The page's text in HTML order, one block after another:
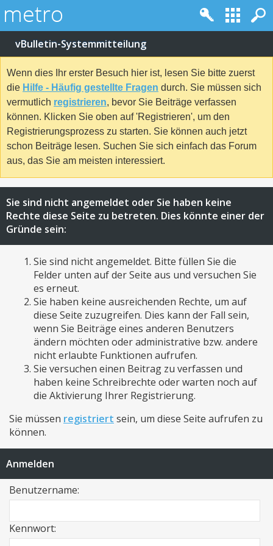
vBulletin-Systemmitteilung
Wenn dies Ihr erster Besuch hier ist, lesen Sie bitte zuerst
die Hilfe - Häufig gestellte Fragen durch. Sie müssen sich
vermutlich registrieren, bevor Sie Beiträge verfassen
können. Klicken Sie oben auf 'Registrieren', um den
Registrierungsprozess zu starten. Sie können auch jetzt
schon Beiträge lesen. Suchen Sie sich einfach das Forum
aus, das Sie am meisten interessiert.
Sie sind nicht angemeldet oder Sie haben keine
Rechte diese Seite zu betreten. Dies könnte einer der
Gründe sein:
Sie sind nicht angemeldet. Bitte füllen Sie die
Felder unten auf der Seite aus und versuchen Sie
es erneut.
Sie haben keine ausreichenden Rechte, um auf
diese Seite zuzugreifen. Dies kann der Fall sein,
wenn Sie Beiträge eines anderen Benutzers
ändern möchten oder administrative bzw. andere
nicht erlaubte Funktionen aufrufen.
Sie versuchen einen Beitrag zu verfassen und
haben keine Schreibrechte oder warten noch auf
die Aktivierung Ihrer Registrierung.
Sie müssen registriert sein, um diese Seite aufrufen zu
können.
Anmelden
Benutzername:
Kennwort: